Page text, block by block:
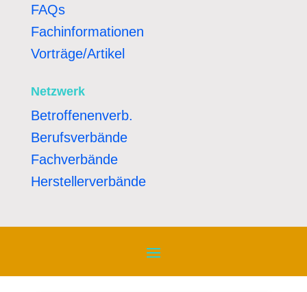
FAQs
Fachinformationen
Vorträge/Artikel
Netzwerk
Betroffenenverb.
Berufsverbände
Fachverbände
Herstellerverbände